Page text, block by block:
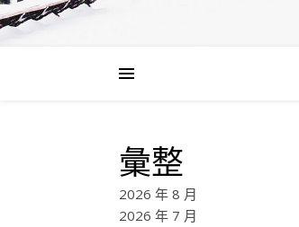
彙整
2026 年 8 月
2026 年 7 月